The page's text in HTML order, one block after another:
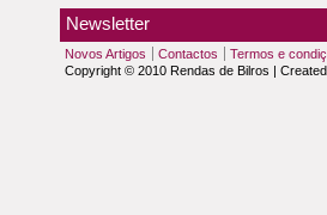
Newsletter
Novos Artigos Contactos Termos e
Copyright © 2010 Rendas de Bilros |